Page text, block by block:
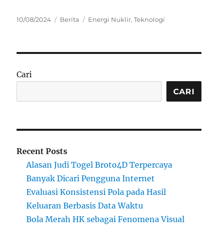
Posted
10/08/2024 Categories
Berita Tags
Energi Nuklir,Teknologi
Cari
CARI
Recent Posts
Alasan Judi Togel Broto4D Terpercaya
Banyak Dicari Pengguna Internet
Evaluasi Konsistensi Pola pada Hasil
Keluaran Berbasis Data Waktu
Bola Merah HK sebagai Fenomena Visual